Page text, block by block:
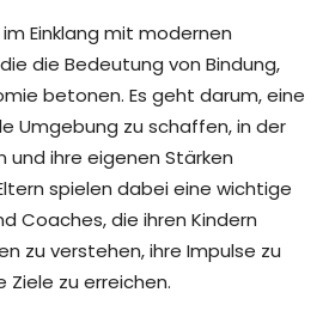
Einklang mit modernen
die Bedeutung von Bindung,
betonen. Es geht darum, eine
Umgebung zu schaffen, in der
und ihre eigenen Stärken
spielen dabei eine wichtige
Coaches, die ihren Kindern
zu verstehen, ihre Impulse zu
Ziele zu erreichen.